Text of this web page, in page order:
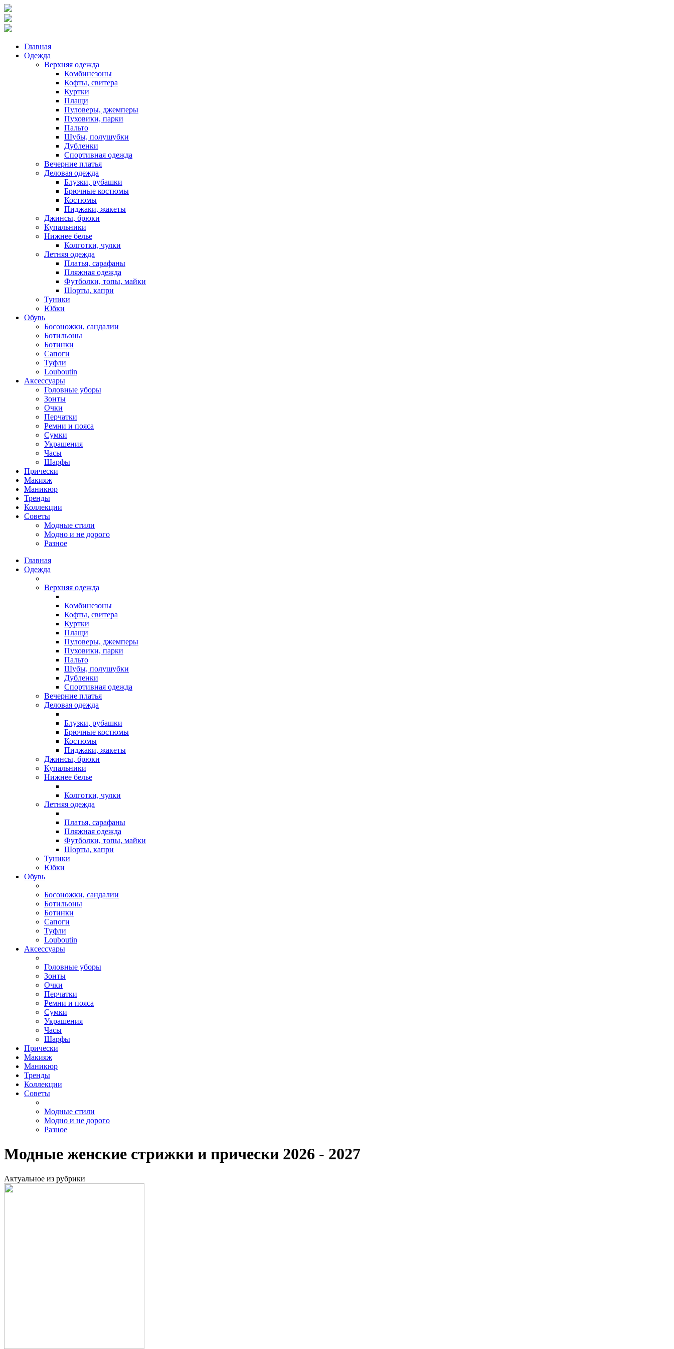
Главная
Одежда
Верхняя одежда
Комбинезоны
Кофты, свитера
Куртки
Плащи
Пуловеры, джемперы
Пуховики, парки
Пальто
Шубы, полушубки
Дубленки
Спортивная одежда
Вечерние платья
Деловая одежда
Блузки, рубашки
Брючные костюмы
Костюмы
Пиджаки, жакеты
Джинсы, брюки
Купальники
Нижнее белье
Колготки, чулки
Летняя одежда
Платья, сарафаны
Пляжная одежда
Футболки, топы, майки
Шорты, капри
Туники
Юбки
Обувь
Босоножки, сандалии
Ботильоны
Ботинки
Сапоги
Туфли
Louboutin
Аксессуары
Головные уборы
Зонты
Очки
Перчатки
Ремни и пояса
Сумки
Украшения
Часы
Шарфы
Прически
Макияж
Маникюр
Тренды
Коллекции
Советы
Модные стили
Модно и не дорого
Разное
Главная
Одежда
Верхняя одежда
Комбинезоны
Кофты, свитера
Куртки
Плащи
Пуловеры, джемперы
Пуховики, парки
Пальто
Шубы, полушубки
Дубленки
Спортивная одежда
Вечерние платья
Деловая одежда
Блузки, рубашки
Брючные костюмы
Костюмы
Пиджаки, жакеты
Джинсы, брюки
Купальники
Нижнее белье
Колготки, чулки
Летняя одежда
Платья, сарафаны
Пляжная одежда
Футболки, топы, майки
Шорты, капри
Туники
Юбки
Обувь
Босоножки, сандалии
Ботильоны
Ботинки
Сапоги
Туфли
Louboutin
Аксессуары
Головные уборы
Зонты
Очки
Перчатки
Ремни и пояса
Сумки
Украшения
Часы
Шарфы
Прически
Макияж
Маникюр
Тренды
Коллекции
Советы
Модные стили
Модно и не дорого
Разное
Модные женские стрижки и прически 2026 - 2027
Актуальное из рубрики